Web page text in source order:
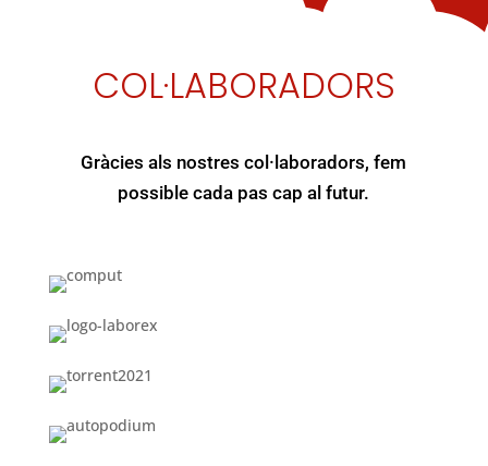
COL·LABORADORS
Gràcies als nostres col·laboradors, fem
possible cada pas cap al futur.